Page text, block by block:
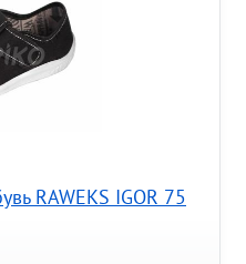
RAWEKS IGOR 75